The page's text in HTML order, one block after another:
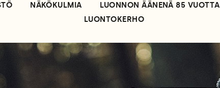
NÄKÖKULMIA LUONNON ÄÄNENÄ 85 VUOTTA
LUONTOKERHO